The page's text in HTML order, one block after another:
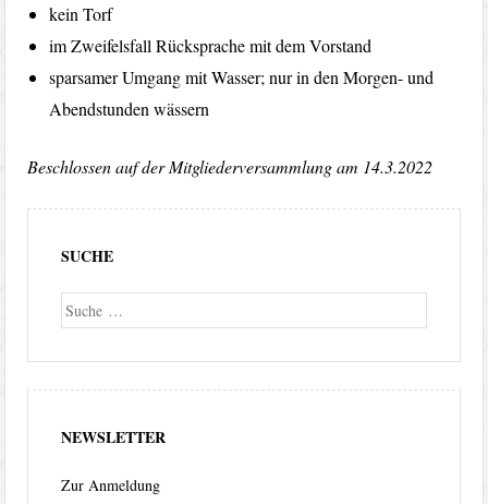
kein Torf
im Zweifelsfall Rücksprache mit dem Vorstand
sparsamer Umgang mit Wasser; nur in den Morgen- und
Abendstunden wässern
Beschlossen auf der Mitgliederversammlung am 14.3.2022
SUCHE
Suche
NEWSLETTER
Zur Anmeldung